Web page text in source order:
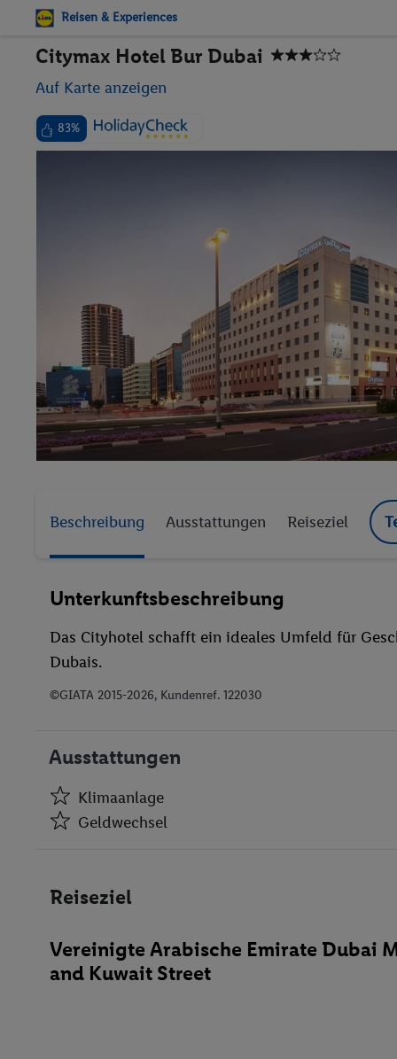
Reisen & Experiences
Citymax Hotel Bur Dubai
Auf Karte anzeigen
83%
Beschreibung Ausstattungen Reiseziel
Unterkunftsbeschreibung
Das Cityhotel schafft ein ideales Umfeld für
Dubais.
©GIATA 2015-2026, Kundenref. 122030
Ausstattungen
Klimaanlage
Geldwechsel
Geldwechsel
Aufzüge
Bar(s)
Öffentliches Internet
Reiseziel
Vereinigte Arabische Emirate Dubai
and Kuwait Street